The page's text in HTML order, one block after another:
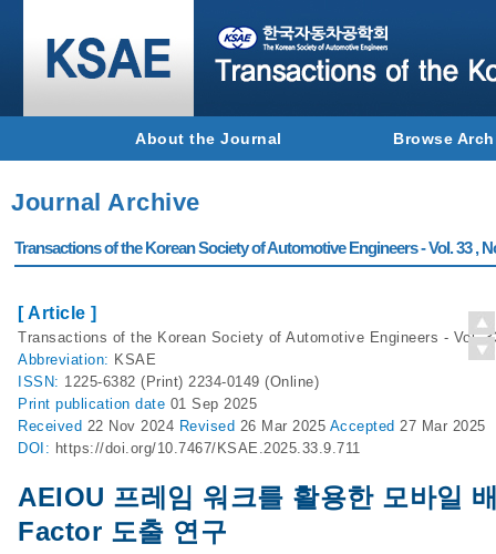
About the Journal Browse
Journal Archive
Transactions of the Korean Society of Automotive Engineers - Vol. 33 ,
[ Article ]
Transactions of the Korean Society of Automotive Engineers - Vol.
Abbreviation: KSAE
ISSN: 1225-6382 (Print) 2234-0149 (Online)
Print publication date 01 Sep 2025
Received 22 Nov 2024 Revised 26 Mar 2025 Accepted 27 Mar 2025
DOI: https://doi.org/10.7467/KSAE.2025.33.9.711
AEIOU 프레임 워크를 활용한 모바일
Factor 도출 연구